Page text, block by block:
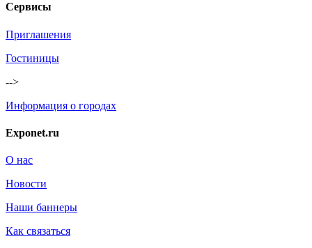
Сервисы
Приглашения
Гостиницы
-->
Информация о городах
Exponet.ru
О нас
Новости
Наши баннеры
Как связаться